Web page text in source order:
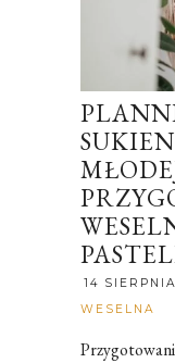
14
WESELNA